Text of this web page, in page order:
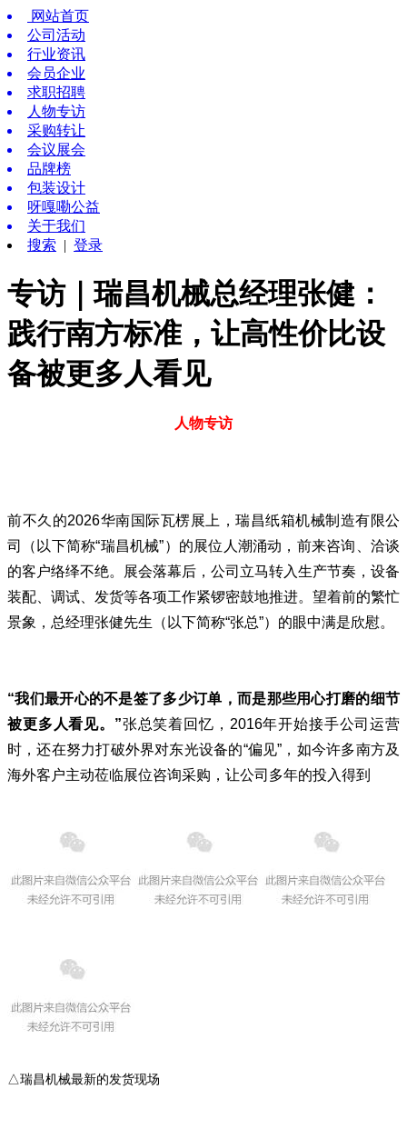
网站首页
公司活动
行业资讯
会员企业
求职招聘
人物专访
采购转让
会议展会
品牌榜
包装设计
呀嘎嘞公益
关于我们
搜索 | 登录
专访｜瑞昌机械总经理张健：
践行南方标准，让高性价比设
备被更多人看见
人物专访
前不久的2026华南国际瓦楞展 上，瑞昌纸箱机械制造有限公
司（以下简称“瑞昌机械”）的展位人潮涌动，前来咨询、洽谈
的客户络绎不绝。展会落幕后，公司立马转入生产节奏，设备
装配、调试、发货等各项工作紧锣密鼓地推进。望着前的繁忙
景象，总经理张健先生（以下简称“张总”）的眼中满是欣慰。
“我们最开心的不是签了多少订单，而是那些用心打磨的细节
被更多人看见。”张总笑着回忆，2016年开始接手公司运营
时，还在努力打破外界对东光设备的“偏见”，如今许多南方及
海外客户主动莅临展位咨询采购，让公司多年的投入得到
△瑞昌机械最新的发货现场